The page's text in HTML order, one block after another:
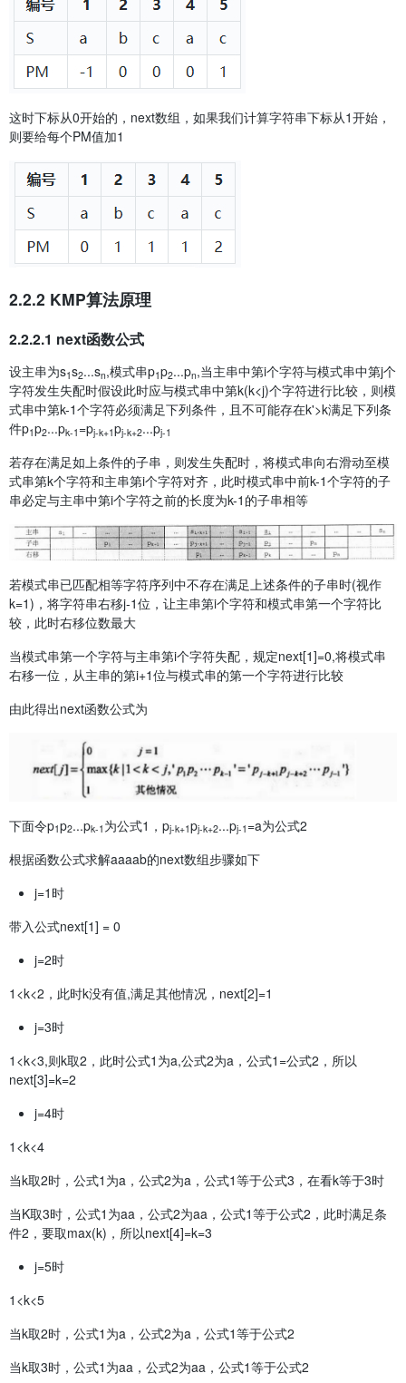
这时下标从0开始的，next数组，如果我们计算字符串下标从1开始，
则要给每个PM值加1
2.2.2 KMP算法原理
2.2.2.1 next函数公式
设主串为s1s2...sn,模式串p1p2...pn,当主串中第i个字符与模式串中第j个
字符发生失配时假设此时应与模式串中第k(k<j)个字符进行比较，则模
式串中第k-1个字符必须满足下列条件，且不可能存在k'>k满足下列条
件p1p2...pk-1 =pj-k+1pj-k+2...pj-1
若存在满足如上条件的子串，则发生失配时，将模式串向右滑动至模
式串第k个字符和主串第i个字符对齐，此时模式串中前k-1个字符的子
串必定与主串中第i个字符之前的长度为k-1的子串相等
若模式串已匹配相等字符序列中不存在满足上述条件的子串时(视作
k=1)，将字符串右移j-1位，让主串第i个字符和模式串第一个字符比
较，此时右移位数最大
当模式串第一个字符与主串第i个字符失配，规定next[1]=0,将模式串
右移一位，从主串的第i+1位与模式串的第一个字符进行比较
由此得出next函数公式为
下面令p1p2...pk-1 为公式1，pj-k+1pj-k+2...pj-1 =a为公式2
根据函数公式求解aaaab的next数组步骤如下
j=1时
带入公式next[1] = 0
j=2时
1<k<2，此时k没有值,满足其他情况，next[2]=1
j=3时
1<k<3,则k取2，此时公式1为a,公式2为a，公式1=公式2，所以
next[3]=k=2
j=4时
1<k<4
当k取2时，公式1为a，公式2为a，公式1等于公式3，在看k等于3时
当K取3时，公式1为aa，公式2为aa，公式1等于公式2，此时满足条
件2，要取max(k)，所以next[4]=k=3
j=5时
1<k<5
当k取2时，公式1为a，公式2为a，公式1等于公式2
当k取3时，公式1为aa，公式2为aa，公式1等于公式2